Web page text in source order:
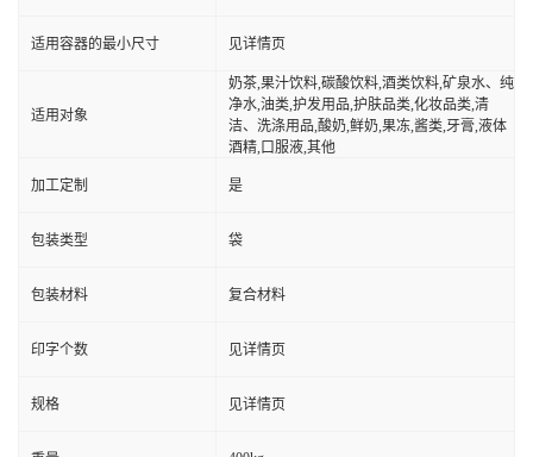
适用容器的最小尺寸 见详情页
适用对象
奶茶,果汁饮料,碳酸饮料,酒类饮料,矿泉水、纯
净水,油类,护发用品,护肤品类,化妆品类,清
洁、洗涤用品,酸奶,鲜奶,果冻,酱类,牙膏,液体
酒精,口服液,其他
加工定制 是
包装类型 袋
包装材料 复合材料
印字个数 见详情页
规格 见详情页